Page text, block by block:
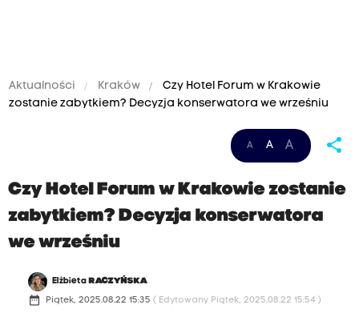
Aktualności Kraków
Czy Hotel Forum w Krakowie
zostanie zabytkiem? Decyzja konserwatora we wrześniu
A A A share
Czy Hotel Forum w Krakowie zostanie
zabytkiem? Decyzja konserwatora
we wrześniu
Elżbieta RACZYŃSKA
date_range Piątek, 2025.08.22 15:35 ( Edytowany Piątek, 2025.08.22 15:54 )
1
.
A